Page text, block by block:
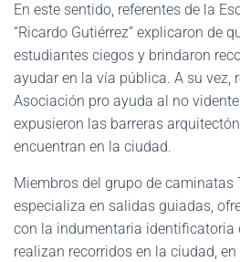
En este sentido, referentes de la
“Ricardo Gutiérrez” explicaron de
estudiantes ciegos y brindaron
ayudar en la vía pública. A su vez,
Asociación pro ayuda al no vidente
expusieron las barreras
encuentran en la ciudad.
Miembros del grupo de caminatas
especializa en salidas guiadas,
con la indumentaria identificatoria
realizan recorridos en la ciudad,